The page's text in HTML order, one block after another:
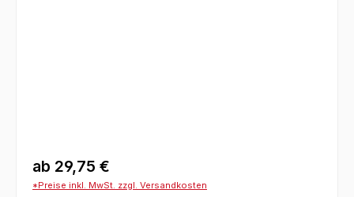
ab 29,75 €
*Preise inkl. MwSt. zzgl. Versandkosten